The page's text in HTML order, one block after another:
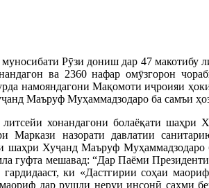
Рӯзи дониш дар 47 макотибу
ва 2360 нафар омӯзгорон
намояндагони Мақомоти иҷроияи
Маъруф Муҳаммадзодаро ба самъи
хонандагони болаёқати шаҳри
Маркази назорати давлатии
шаҳри Хуҷанд Маъруф
гуфта мешавад: “Дар Паёми
ки «Дастгирии соҳаи
дар рушди неруи инсонӣ саҳми